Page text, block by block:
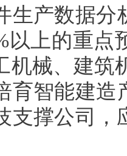
生产数据分
以上的重
机械、建筑
育智能建造
支撑公司